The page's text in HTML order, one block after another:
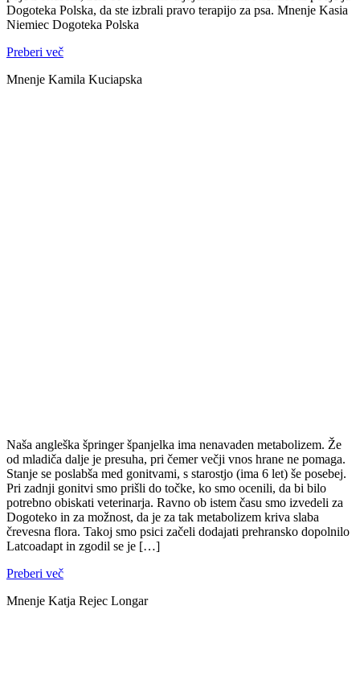
Dogoteka Polska, da ste izbrali pravo terapijo za psa. Mnenje Kasia
Niemiec Dogoteka Polska
Preberi več
Mnenje Kamila Kuciapska
Naša angleška špringer španjelka ima nenavaden metabolizem. Že
od mladiča dalje je presuha, pri čemer večji vnos hrane ne pomaga.
Stanje se poslabša med gonitvami, s starostjo (ima 6 let) še posebej.
Pri zadnji gonitvi smo prišli do točke, ko smo ocenili, da bi bilo
potrebno obiskati veterinarja. Ravno ob istem času smo izvedeli za
Dogoteko in za možnost, da je za tak metabolizem kriva slaba
črevesna flora. Takoj smo psici začeli dodajati prehransko dopolnilo
Latcoadapt in zgodil se je […]
Preberi več
Mnenje Katja Rejec Longar